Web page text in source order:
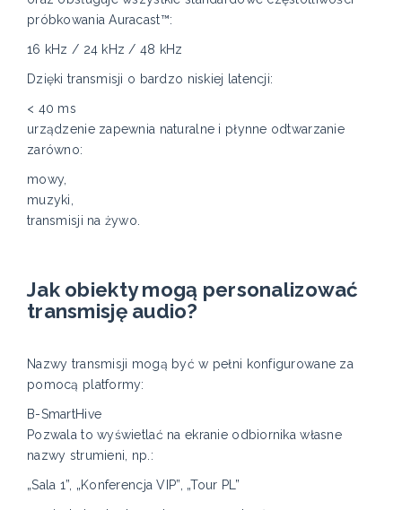
próbkowania Auracast™:
16 kHz / 24 kHz / 48 kHz
Dzięki transmisji o bardzo niskiej latencji:
< 40 ms
urządzenie zapewnia naturalne i płynne odtwarzanie
zarówno:
mowy,
muzyki,
transmisji na żywo.
Jak obiekty mogą personalizować
transmisję audio?
Nazwy transmisji mogą być w pełni konfigurowane za
pomocą platformy:
B-SmartHive
Pozwala to wyświetlać na ekranie odbiornika własne
nazwy strumieni, np.:
„Sala 1”, „Konferencja VIP”, „Tour PL”